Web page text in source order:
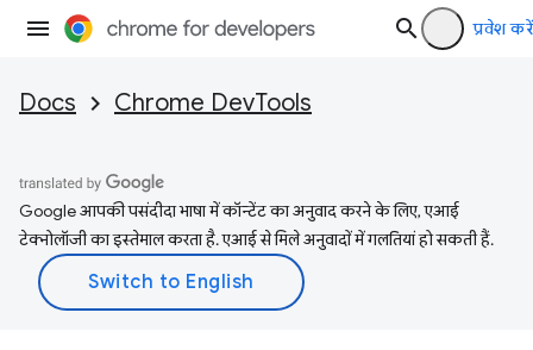
प्रवेश करें
Docs Chrome DevTools
Google आपकी पसंदीदा भाषा में कॉन्टेंट का अनुवाद करने के लिए, एआई
टेक्नोलॉजी का इस्तेमाल करता है. एआई से मिले अनुवादों में गलतियां हो सकती हैं.